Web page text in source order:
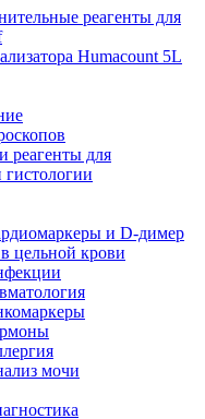
реагенты для
Humacount 5L
реагенты для
и D-димер
цельной крови
мочи